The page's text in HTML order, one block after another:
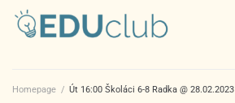
Homepage / Út 16:00 Školáci 6-8 Radka @ 28.02.2023